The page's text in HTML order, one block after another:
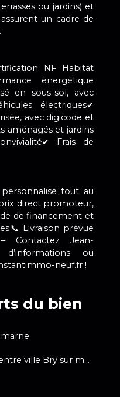
ou jardins) et
un cadre de
NF Habitat
énergétique
en sous-sol, avec
électriques✔
avec digicode et
aménagés et jardins
Frais de
tout au
direct promoteur,
de financement et
Livraison prévue
Contactez Jean-
ou
neuf.fr !
du bien
Proche commerces centre ville Bry sur marne